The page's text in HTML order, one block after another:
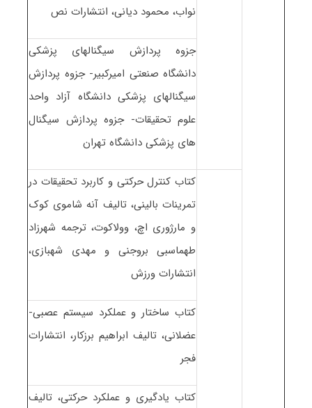
نواب، محمود دیانی، انتشارات نص
جزوه پردازش سیگنالهای پزشکی
دانشگاه صنعتی امیرکبیر- جزوه پردازش
سیگنالهای پزشکی دانشگاه آزاد واحد
علوم تحقیقات- جزوه پردازش سیگنال
های پزشکی دانشگاه تهران
کتاب کنترل حرکتی و کاربرد تحقیقات در
تمرینات بالینی، تالیف آنه شاموی کوک
و مارژوری اچ، وولاکوت، ترجمه شهرزاد
طهماسبی بروجنی و مهدی شهبازی،
انتشارات ورزش
کتاب ساختار و عملکرد سیستم عصبی-
عضلانی، تالیف ابراهیم برزکار، انتشارات
فجر
کتاب یادگیری و عملکرد حرکتی، تالیف